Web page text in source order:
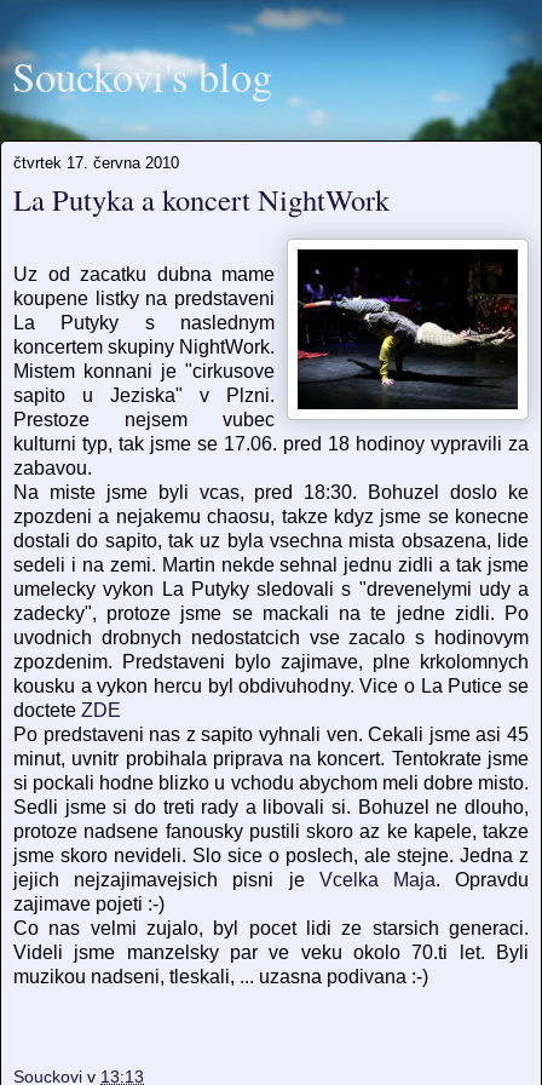
Souckovi's blog
čtvrtek 17. června 2010
La Putyka a koncert NightWork
Uz od zacatku dubna mame
koupene listky na predstaveni
La Putyky s naslednym
koncertem skupiny NightWork.
Mistem konnani je "cirkusove
sapito u Jeziska" v Plzni.
Prestoze nejsem vubec
kulturni typ, tak jsme se 17.06. pred 18 hodinoy vypravili za
zabavou.
Na miste jsme byli vcas, pred 18:30. Bohuzel doslo ke
zpozdeni a nejakemu chaosu, takze kdyz jsme se konecne
dostali do sapito, tak uz byla vsechna mista obsazena, lide
sedeli i na zemi. Martin nekde sehnal jednu zidli a tak jsme
umelecky vykon La Putyky sledovali s "drevenelymi udy a
zadecky", protoze jsme se mackali na te jedne zidli. Po
uvodnich drobnych nedostatcich vse zacalo s hodinovym
zpozdenim. Predstaveni bylo zajimave, plne krkolomnych
kousku a vykon hercu byl obdivuhodny. Vice o La Putice se
doctete ZDE
Po predstaveni nas z sapito vyhnali ven. Cekali jsme asi 45
minut, uvnitr probihala priprava na koncert. Tentokrate jsme
si pockali hodne blizko u vchodu abychom meli dobre misto.
Sedli jsme si do treti rady a libovali si. Bohuzel ne dlouho,
protoze nadsene fanousky pustili skoro az ke kapele, takze
jsme skoro nevideli. Slo sice o poslech, ale stejne. Jedna z
jejich nejzajimavejsich pisni je Vcelka Maja. Opravdu
zajimave pojeti :-)
Co nas velmi zujalo, byl pocet lidi ze starsich generaci.
Videli jsme manzelsky par ve veku okolo 70.ti let. Byli
muzikou nadseni, tleskali, ... uzasna podivana :-)
Souckovi v 13:13